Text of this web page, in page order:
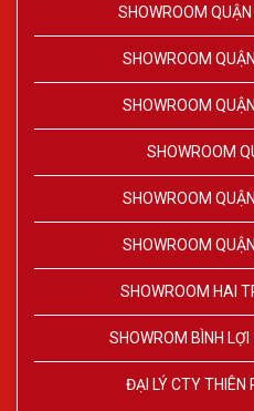
SHOWROOM
SHOWROOM
SHOWROOM
SHOWROOM
SHOWROOM
SHOWROOM
SHOWROOM HAI
SHOWROM BÌNH
ĐẠI LÝ CTY THIÊN